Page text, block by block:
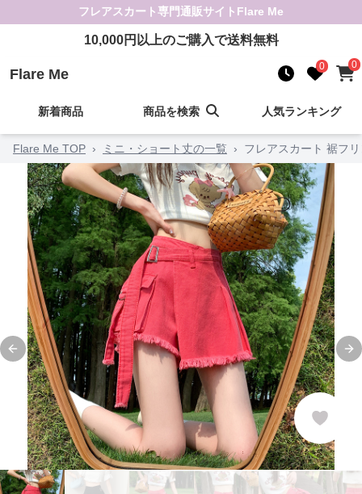
フレアスカート専門通販サイト Flare Me
10,000円以上のご購入で送料無料
Flare Me 0 0
新着商品 商品を検索 人気ランキング
Flare Me TOP › ミニ・ショート丈の一覧 › フレアスカート 裾フ
Previous slide